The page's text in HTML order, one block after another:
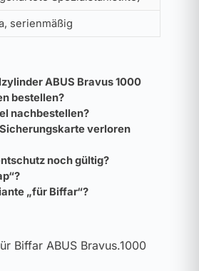
serienmäßig
ABUS Bravus 1000
bestellen?
nachbestellen?
verloren
noch gültig?
„für Biffar“?
Biffar ABUS Bravus.1000